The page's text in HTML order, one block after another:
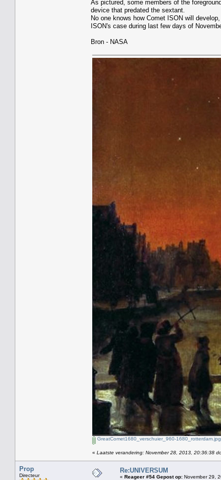
As pictured, some members of the
device that predated the sextant.
No one knows how Comet ISON will
ISON's case during last few days of
Bron - NASA
GreatComet1680_verschuier_960-1680_rotterdam.jpg
« Laatste verandering: November 28, 2013, 20:36:38
Prop
Directeur
Re:UNIVERSUM
« Reageer #54 Gepost op: November 29,